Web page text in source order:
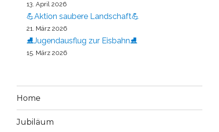
13. April 2026
💪Aktion saubere Landschaft💪
21. März 2026
⛸️Jugendausflug zur Eisbahn⛸️
15. März 2026
Home
Jubiläum